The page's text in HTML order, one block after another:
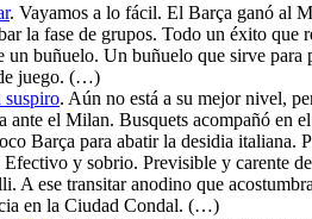
. Vayamos a lo fácil. El Barça ganó al
la fase de grupos. Todo un éxito
buñuelo. Un buñuelo que sirve
juego. (…)
suspiro. Aún no está a su mejor nivel,
el Milan. Busquets acompañó en
Barça para abatir la desidia italiana.
Efectivo y sobrio. Previsible y
A ese transitar anodino que
en la Ciudad Condal. (…)